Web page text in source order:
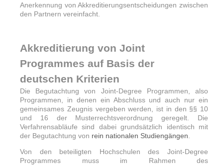
Anerkennung von Akkreditierungsentscheidungen zwischen
den Partnern vereinfacht.
Akkreditierung von Joint
Programmes auf Basis der
deutschen Kriterien
Die Begutachtung von Joint-Degree Programmen, also
Programmen, in denen ein Abschluss und auch nur ein
gemeinsames Zeugnis vergeben werden, ist in den §§ 10
und 16 der Musterrechtsverordnung geregelt. Die
Verfahrensabläufe sind dabei grundsätzlich identisch mit
der Begutachtung von rein nationalen Studiengängen
Von den beteiligten Hochschulen des Joint-Degree
Programmes muss im Rahmen des